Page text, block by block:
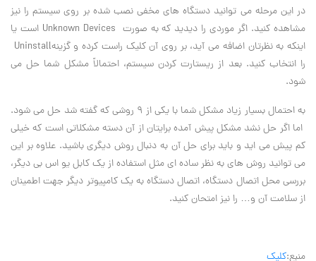
در این مرحله می توانید دستگاه های مخفی نصب شده بر روی سیستم را نیز
مشاهده کنید. اگر موردی را دیدید که به صورت Unknown Devicesاست یا
اینکه به نظرتان اضافه می آید، بر روی آن کلیک راست کرده و گزینهUninstall
را انتخاب کنید. بعد از ریستارت کردن سیستم، احتمالاً مشکل شما حل می
شود.
به احتمال بسیار زیاد مشکل شما با یکی از ۹ روشی که گفته شد حل می شود.
اما اگر حل نشد مشکل پیش آمده برایتان از آن دسته مشکلاتی است که خیلی
کم پیش می اید و باید برای حل آن به دنبال روش دیگری باشید. علاوه بر این
می توانید روش های به نظر ساده ای مثل استفاده از یک کابل یو اس بی دیگر،
بررسی محل اتصال دستگاه، اتصال دستگاه به یک کامپیوتر دیگر جهت اطمینان
از سلامت آن و… را نیز امتحان کنید.
منبع:کلیک